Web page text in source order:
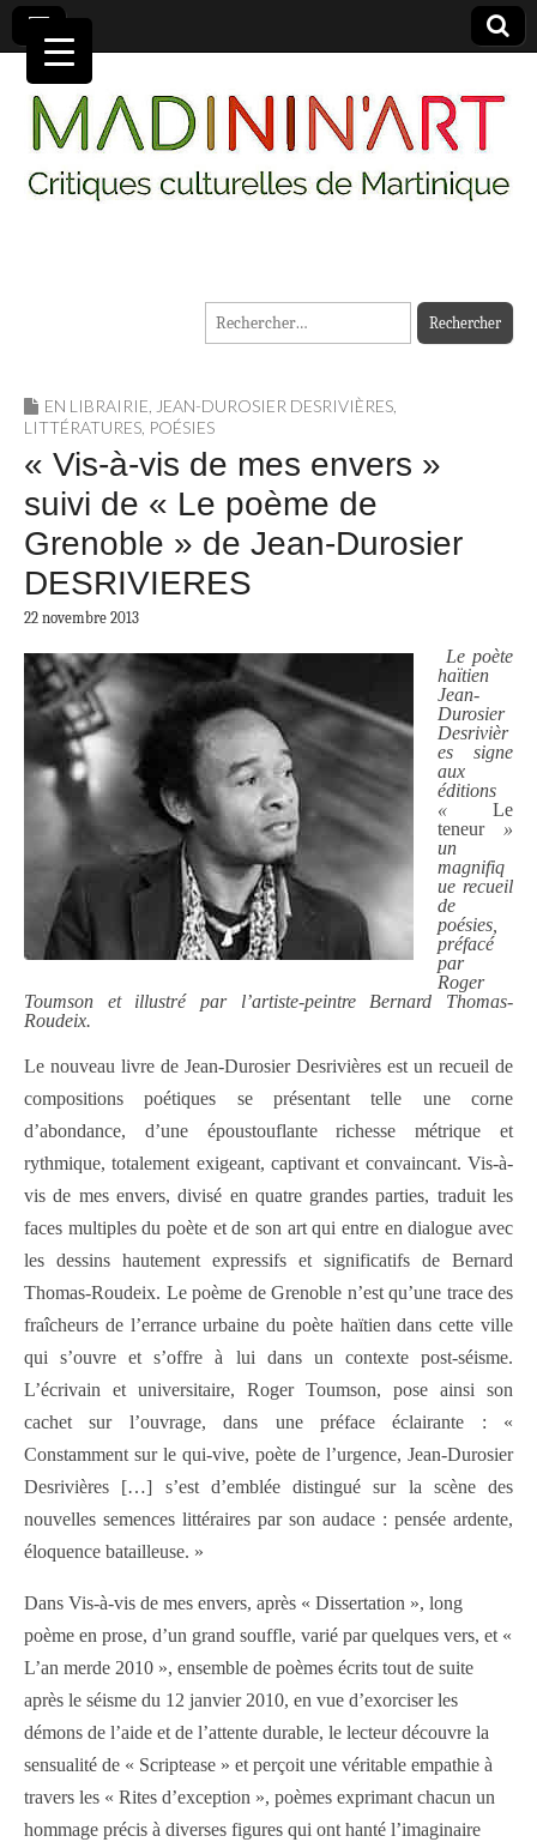
MADININ'ART
Rechercher :
EN LIBRAIRIE, JEAN-DUROSIER DESRIVIÈRES,
LITTÉRATURES, POÉSIES
« Vis-à-vis de mes envers »
suivi de « Le poème de
Grenoble » de Jean-Durosier
DESRIVIERES
22 novembre 2013
Le poète
haïtien
Jean-
Durosier
Desrivièr
es signe
aux
éditions
« Le
teneur»
un
magnifiq
ue recueil
de
poésies,
préfacé
par
Roger
Toumson et illustré par l’artiste-peintre Bernard Thomas-
Roudeix.
Le nouveau livre de Jean-Durosier Desrivières est un recueil de
compositions poétiques se présentant telle une corne
d’abondance, d’une époustouflante richesse métrique et
rythmique, totalement exigeant, captivant et convaincant. Vis-à-
vis de mes envers, divisé en quatre grandes parties, traduit les
faces multiples du poète et de son art qui entre en dialogue avec
les dessins hautement expressifs et significatifs de Bernard
Thomas-Roudeix. Le poème de Grenoble n’est qu’une trace des
fraîcheurs de l’errance urbaine du poète haïtien dans cette ville
qui s’ouvre et s’offre à lui dans un contexte post-séisme.
L’écrivain et universitaire, Roger Toumson, pose ainsi son
cachet sur l’ouvrage, dans une préface éclairante : «
Constamment sur le qui-vive, poète de l’urgence, Jean-Durosier
Desrivières […] s’est d’emblée distingué sur la scène des
nouvelles semences littéraires par son audace : pensée ardente,
éloquence batailleuse. »
Dans Vis-à-vis de mes envers, après « Dissertation », long
poème en prose, d’un grand souffle, varié par quelques vers, et «
L’an merde 2010 », ensemble de poèmes écrits tout de suite
après le séisme du 12 janvier 2010, en vue d’exorciser les
démons de l’aide et de l’attente durable, le lecteur découvre la
sensualité de « Scriptease » et perçoit une véritable empathie à
travers les « Rites d’exception », poèmes exprimant chacun un
hommage précis à diverses figures qui ont hanté l’imaginaire